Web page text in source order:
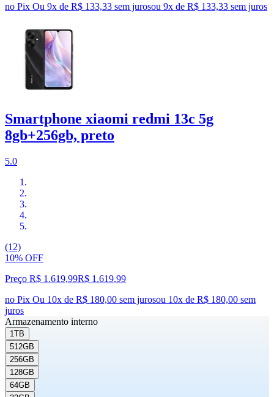
no Pix Ou 9x de R$ 133,33 sem jurosou 9x de R$ 133,33 sem juros
Smartphone xiaomi redmi 13c 5g
8gb+256gb, preto
5.0
(12)
10% OFF
Preço R$ 1.619,99R$ 1.619,99
no Pix Ou 10x de R$ 180,00 sem jurosou 10x de R$ 180,00 sem
juros
Armazenamento interno
1TB
512GB
256GB
128GB
64GB